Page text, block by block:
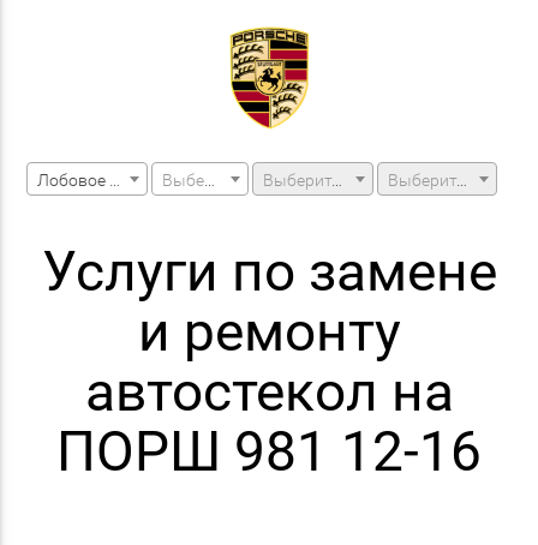
Выберите модель машины Выберите модификацию
Услуги по замене
и ремонту
автостекол на
ПОРШ 981 12-16